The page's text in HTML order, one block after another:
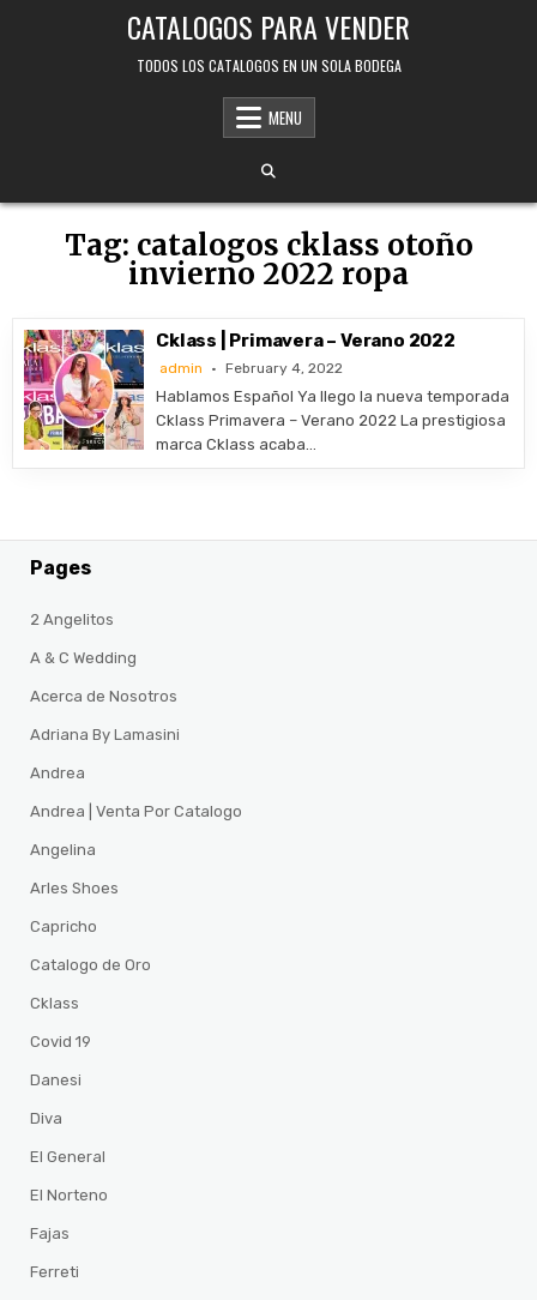
CATALOGOS PARA VENDER
TODOS LOS CATALOGOS EN UN SOLA BODEGA
MENU
Tag: catalogos cklass otoño
invierno 2022 ropa
Cklass | Primavera – Verano 2022
admin February 4, 2022
Hablamos Español Ya llego la nueva temporada
Cklass Primavera – Verano 2022 La prestigiosa
marca Cklass acaba…
Pages
2 Angelitos
A & C Wedding
Acerca de Nosotros
Adriana By Lamasini
Andrea
Andrea | Venta Por Catalogo
Angelina
Arles Shoes
Capricho
Catalogo de Oro
Cklass
Covid 19
Danesi
Diva
El General
El Norteno
Fajas
Ferreti